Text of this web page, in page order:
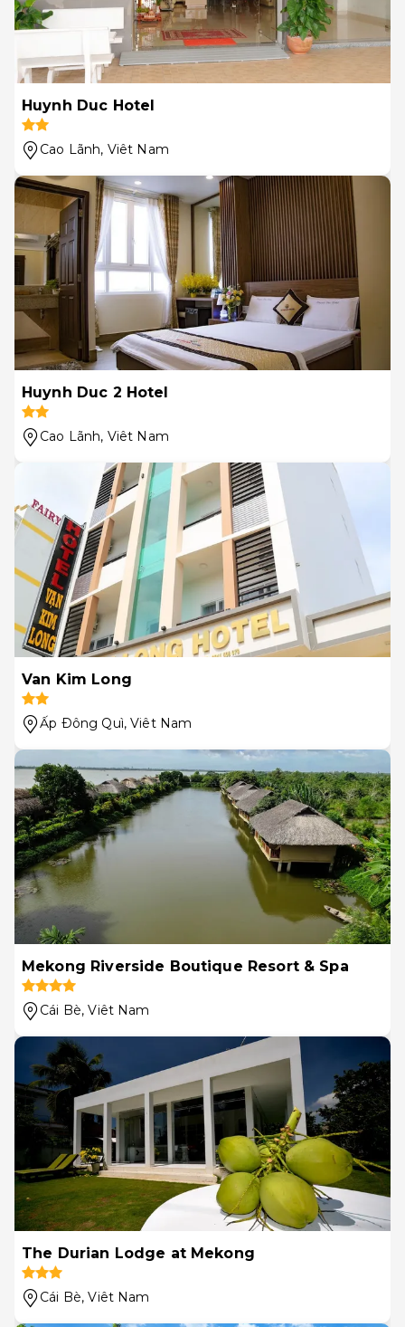
Huynh Duc Hotel
Cao Lãnh, Viêt Nam
Huynh Duc 2 Hotel
Cao Lãnh, Viêt Nam
Van Kim Long
Ấp Ðông Quì, Viêt Nam
Mekong Riverside Boutique Resort & Spa
Cái Bè, Viêt Nam
The Durian Lodge at Mekong
Cái Bè, Viêt Nam